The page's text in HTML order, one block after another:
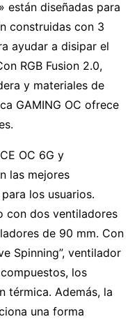
están diseñadas para
construidas con 3
ayudar a disipar el
RGB Fusion 2.0,
y materiales de
GAMING OC ofrece
OC 6G y
las mejores
los usuarios.
con dos ventiladores
de 90 mm. Con
Spinning”, ventilador
los
térmica. Además, la
una forma